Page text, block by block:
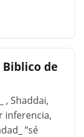
17:21,
en
de la
hasta
se
a su
manera
de sus
Biblico de
inferencia,